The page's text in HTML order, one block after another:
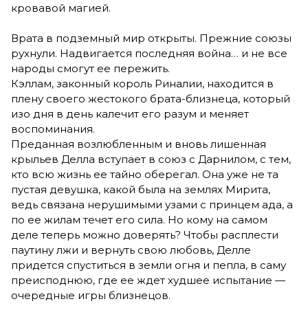
кровавой магией.
Врата в подземный мир открыты. Прежние союзы
рухнули. Надвигается последняя война… и не все
народы смогут ее пережить.
Кэллам, законный король Риналии, находится в
плену своего жестокого брата-близнеца, который
изо дня в день калечит его разум и меняет
воспоминания.
Преданная возлюбленным и вновь лишенная
крыльев Делла вступает в союз с Дарнилом, с тем,
кто всю жизнь ее тайно оберегал. Она уже не та
пустая девушка, какой была на землях Мирита,
ведь связана нерушимыми узами с принцем ада, а
по ее жилам течет его сила. Но кому на самом
деле теперь можно доверять? Чтобы расплести
паутину лжи и вернуть свою любовь, Делле
придется спуститься в земли огня и пепла, в саму
преисподнюю, где ее ждет худшее испытание —
очередные игры близнецов.